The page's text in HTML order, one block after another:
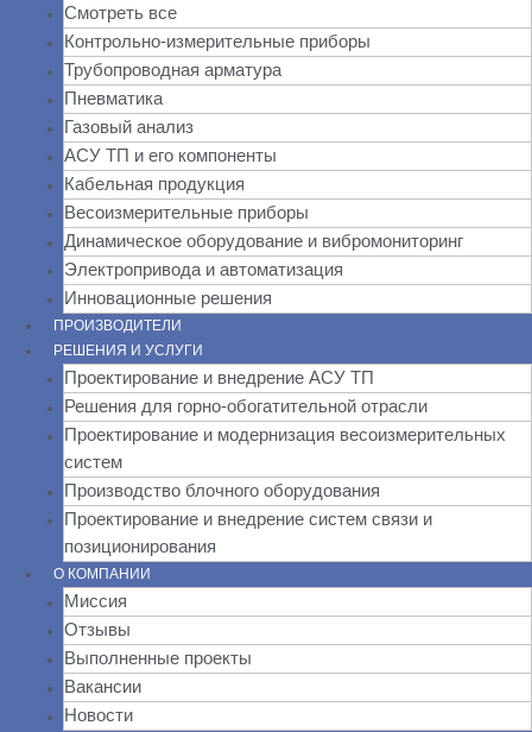
Смотреть все
Контрольно-измерительные приборы
Трубопроводная арматура
Пневматика
Газовый анализ
АСУ ТП и его компоненты
Кабельная продукция
Весоизмерительные приборы
Динамическое оборудование и вибромониторинг
Электропривода и автоматизация
Инновационные решения
ПРОИЗВОДИТЕЛИ
РЕШЕНИЯ И УСЛУГИ
Проектирование и внедрение АСУ ТП
Решения для горно-обогатительной отрасли
Проектирование и модернизация весоизмерительных
систем
Производство блочного оборудования
Проектирование и внедрение систем связи и
позиционирования
О КОМПАНИИ
Миссия
Отзывы
Выполненные проекты
Вакансии
Новости